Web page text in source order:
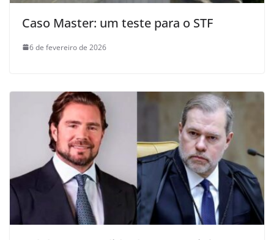
Caso Master: um teste para o STF
6 de fevereiro de 2026